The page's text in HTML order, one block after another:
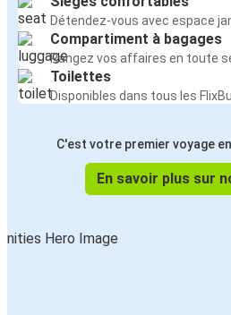
Détendez-vous avec espace
Compartiment à bagages
Rangez vos affaires en toute
Toilettes
Disponibles dans tous les
C'est votre premier voyage
En savoir plus sur